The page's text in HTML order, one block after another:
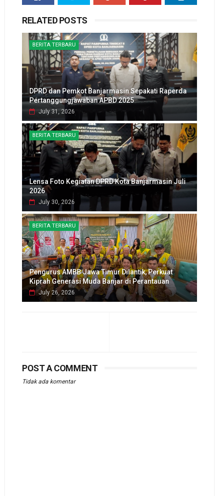
RELATED POSTS
BERITA TERBARU
DPRD dan Pemkot Banjarmasin Sepakati Raperda
Pertanggungjawaban APBD 2025
July 31, 2026
BERITA TERBARU
Lensa Foto Kegiatan DPRD Kota Banjarmasin Juli
2026
July 30, 2026
BERITA TERBARU
Pengurus AMBB Jawa Timur Dilantik, Perkuat
Kiprah Generasi Muda Banjar di Perantauan
July 26, 2026
POST A COMMENT
Tidak ada komentar